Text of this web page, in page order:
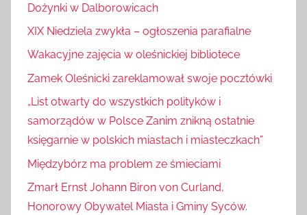
Dożynki w Dalborowicach
XIX Niedziela zwykła – ogłoszenia parafialne
Wakacyjne zajęcia w oleśnickiej bibliotece
Zamek Oleśnicki zareklamował swoje pocztówki
„List otwarty do wszystkich polityków i
samorządów w Polsce Zanim znikną ostatnie
księgarnie w polskich miastach i miasteczkach”
Międzybórz ma problem ze śmieciami
Zmarł Ernst Johann Biron von Curland,
Honorowy Obywatel Miasta i Gminy Syców.